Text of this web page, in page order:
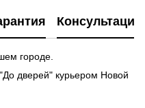
Консультация
городе.
дверей" курьером Новой